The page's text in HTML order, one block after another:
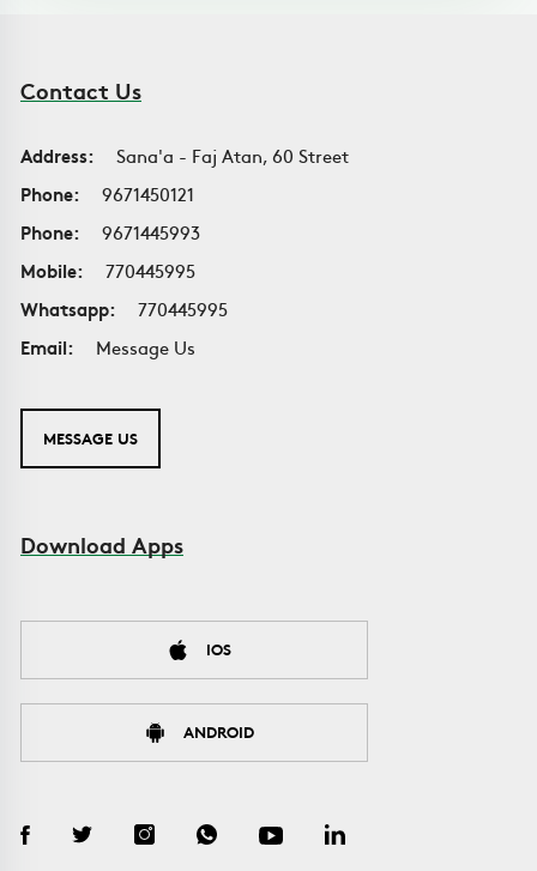
Contact Us
Address:
Sana'a - Faj Atan, 60 Street
Phone:
9671450121
Phone:
9671445993
Mobile:
770445995
Whatsapp:
770445995
Email:
Message Us
MESSAGE US
Download Apps
IOS
ANDROID